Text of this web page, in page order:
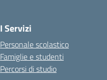
I Servizi
Personale scolastico
Famiglie e studenti
Percorsi di studio